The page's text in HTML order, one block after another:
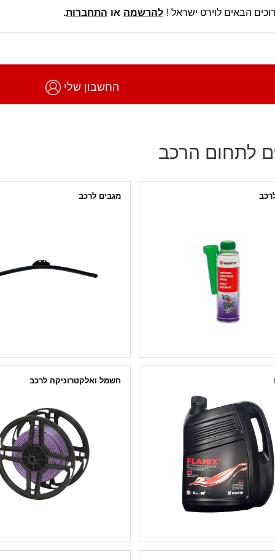
הבאים לוירט ישראל ! להרשמה או התחברות.
החשבון שלי
לתחום הרכב
מגבים לרכב
מוכן לשימוש
מרוכז
לנוזל קירור
חשמל ואלקטרוניקה לרכב
חוט חשמל דו גידי
סופיות חוט טבעת להלחמה DIN 46207
שרוול מתכווץ